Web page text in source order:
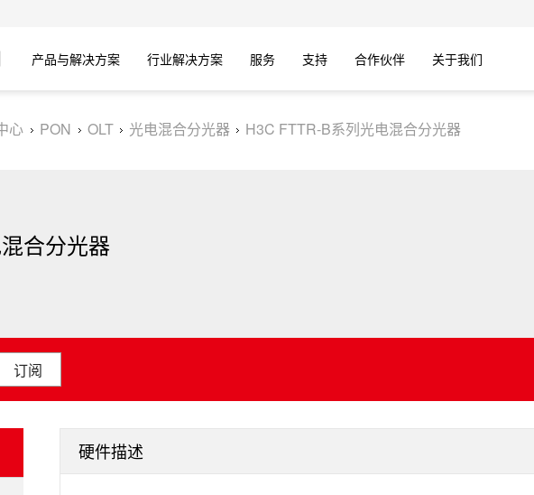
产品与解决方案 行业解决方案 服务 支持 合作伙伴 关于我们
心 PON OLT 光电混合分光器 H3C FTTR-B系列光电混合分光器
合分光器
订阅
硬件描述